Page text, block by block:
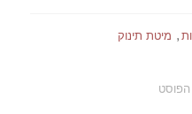
, מיטת תינוק